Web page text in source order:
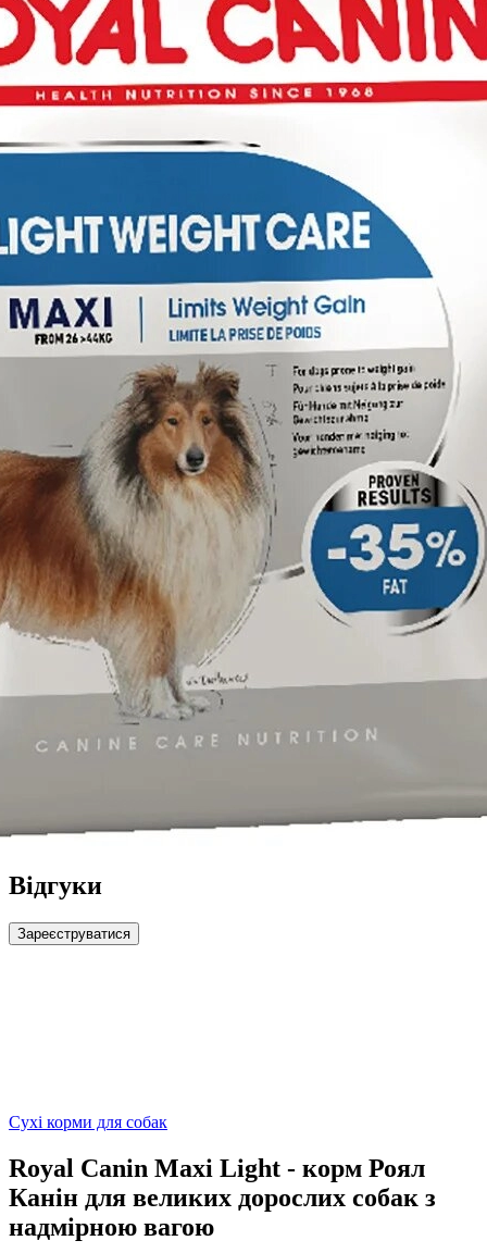
Відгуки
Зареєструватися
Сухі корми для собак
Royal Canin Maxi Light - корм Роял
Канін для великих дорослих собак з
надмірною вагою